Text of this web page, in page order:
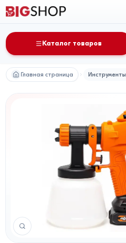
Каталог товаров
Главная страница Инструменты